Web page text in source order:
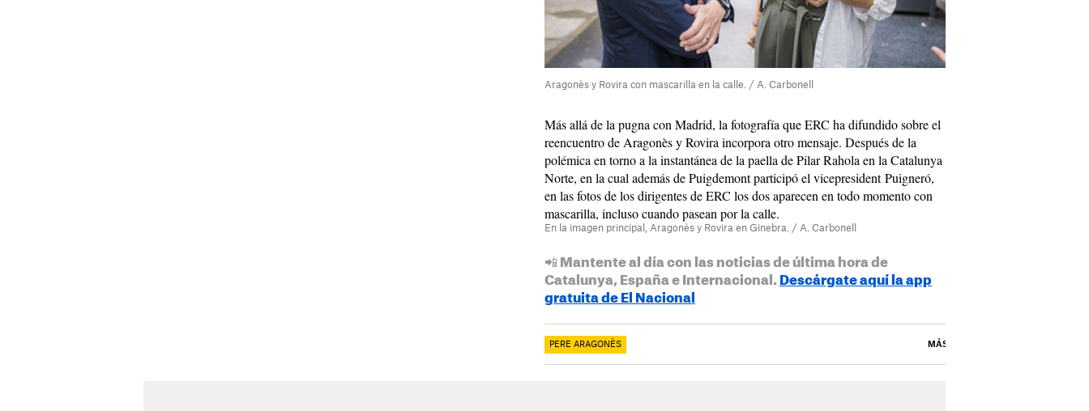
Aragonès y Rovira con mascarilla en la calle. / A. Carbonell
Más allá de la pugna con Madrid, la fotografía que ERC ha difundido sobre el
reencuentro de Aragonès y Rovira incorpora otro mensaje. Después de la
polémica en torno a la instantánea de la paella de Pilar Rahola en la Catalunya
Norte, en la cual además de Puigdemont participó el vicepresident Puigneró,
en las fotos de los dirigentes de ERC los dos aparecen en todo momento con
mascarilla, incluso cuando pasean por la calle.
En la imagen principal, Aragonès y Rovira en Ginebra. / A. Carbonell
📲 Mantente al día con las noticias de última hora de
Catalunya, España e Internacional. Descárgate aquí la app
gratuita de El Nacional
PERE ARAGONÈS MÁS